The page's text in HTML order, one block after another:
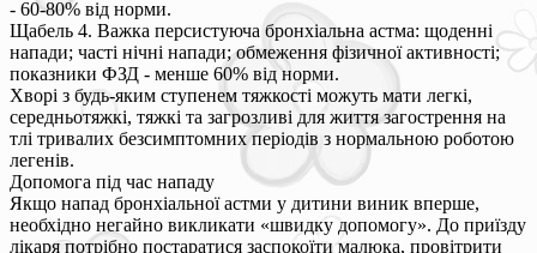
- 60-80% від норми.
Щабель 4. Важка персистуюча бронхіальна астма: щоденні
напади; часті нічні напади; обмеження фізичної активності;
показники ФЗД - менше 60% від норми.
Хворі з будь-яким ступенем тяжкості можуть мати легкі,
середньотяжкі, тяжкі та загрозливі для життя загострення на
тлі тривалих безсимптомних періодів з нормальною роботою
легенів.
Допомога під час нападу
Якщо напад бронхіальної астми у дитини виник вперше,
необхідно негайно викликати «швидку допомогу». До приїзду
лікаря потрібно постаратися заспокоїти малюка, провітрити